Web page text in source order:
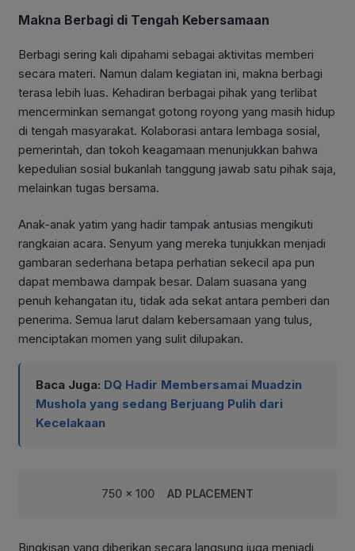
Makna Berbagi di Tengah Kebersamaan
Berbagi sering kali dipahami sebagai aktivitas memberi
secara materi. Namun dalam kegiatan ini, makna berbagi
terasa lebih luas. Kehadiran berbagai pihak yang terlibat
mencerminkan semangat gotong royong yang masih hidup
di tengah masyarakat. Kolaborasi antara lembaga sosial,
pemerintah, dan tokoh keagamaan menunjukkan bahwa
kepedulian sosial bukanlah tanggung jawab satu pihak saja,
melainkan tugas bersama.
Anak-anak yatim yang hadir tampak antusias mengikuti
rangkaian acara. Senyum yang mereka tunjukkan menjadi
gambaran sederhana betapa perhatian sekecil apa pun
dapat membawa dampak besar. Dalam suasana yang
penuh kehangatan itu, tidak ada sekat antara pemberi dan
penerima. Semua larut dalam kebersamaan yang tulus,
menciptakan momen yang sulit dilupakan.
Baca Juga: DQ Hadir Membersamai Muadzin
Mushola yang sedang Berjuang Pulih dari
Kecelakaan
750 x 100 AD PLACEMENT
Bingkisan yang diberikan secara langsung juga menjadi